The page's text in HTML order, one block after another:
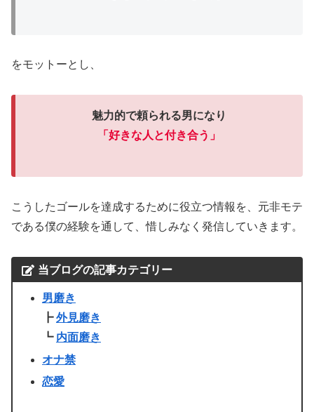
をモットーとし、
魅力的で頼られる男になり
「 好きな人と付き合う」
こうしたゴールを達成するために役立つ情報を、元非モテ
である僕の経験を通して、惜しみなく発信していきます。
当ブログの記事カテゴリー
男磨き
┣外見磨き
┗ 内面磨き
オナ禁
恋愛